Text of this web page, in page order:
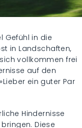
Gefühl in die
in Landschaften,
vollkommen frei
auf den
ein guter Par
Hindernisse
Diese